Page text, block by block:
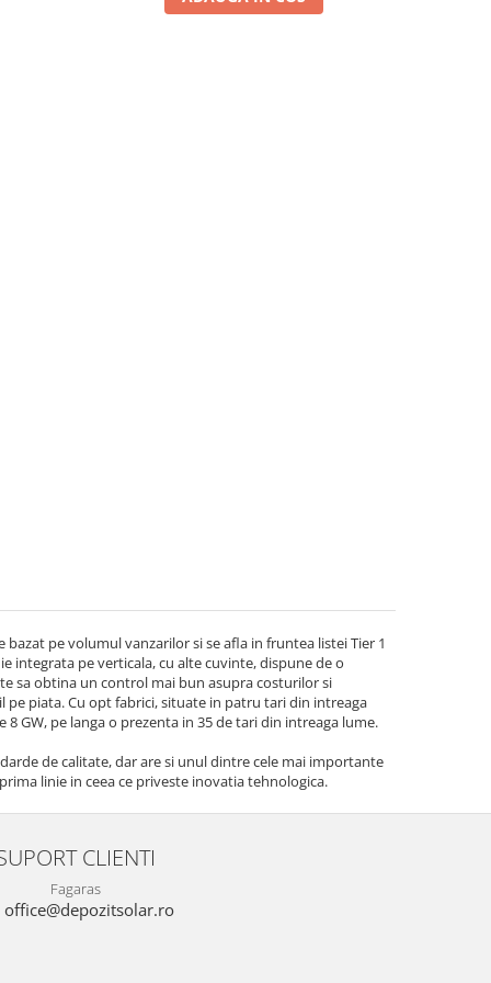
pe volumul vanzarilor si se afla in fruntea listei Tier 1
integrata pe verticala, cu alte cuvinte, dispune de o
sa obtina un control mai bun asupra costurilor si
piata. Cu opt fabrici, situate in patru tari din intreaga
GW, pe langa o prezenta in 35 de tari din intreaga lume.
de calitate, dar are si unul dintre cele mai importante
linie in ceea ce priveste inovatia tehnologica.
CLIENTI
Fagaras
office@depozitsolar.ro